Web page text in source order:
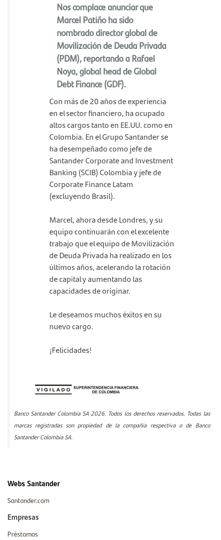
Nos complace anunciar que
Marcel Patiño ha sido
nombrado director global de
Movilización de Deuda Privada
(PDM), reportando a Rafael
Noya, global head de Global
Debt Finance (GDF).
Con más de 20 años de experiencia
en el sector financiero, ha ocupado
altos cargos tanto en EE.UU. como en
Colombia. En el Grupo Santander se
ha desempeñado como jefe de
Santander Corporate and Investment
Banking (SCIB) Colombia y jefe de
Corporate Finance Latam
(excluyendo Brasil).
Marcel, ahora desde Londres, y su
equipo continuarán con el excelente
trabajo que el equipo de Movilización
de Deuda Privada ha realizado en los
últimos años, acelerando la rotación
de capital y aumentando las
capacidades de originar.
Le deseamos muchos éxitos en su
nuevo cargo.
¡Felicidades!
Banco Santander Colombia SA 2026. Todos los derechos reservados. Todas las
marcas registradas son propiedad de la compañía respectiva o de Banco
Santander Colombia SA.
Webs Santander
Santander.com
Empresas
Préstamos